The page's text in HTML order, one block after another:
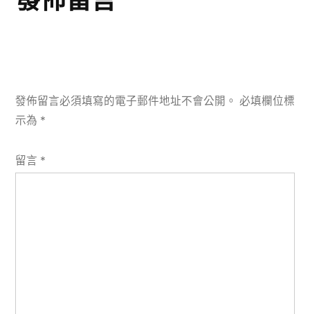
發佈留言必須填寫的電子郵件地址不會公開。 必填欄位標
示為 *
留言 *